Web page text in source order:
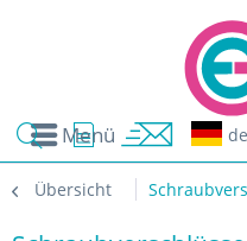
Menü
Übersicht